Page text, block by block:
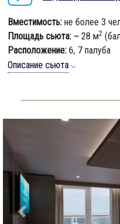
Вместимость: не более 3
Площадь сьюта: ~ 28 м2
Расположение: 6, 7 палуба
Описание сьюта
Previous